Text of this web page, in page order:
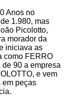
Anos no
1.980, mas
Picolotto,
morador da
iniciava as
como FERRO
90 a empresa
e vem
em peças